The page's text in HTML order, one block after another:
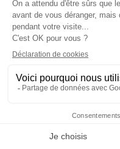
© 2024 Oenobiol Paris
Politique en matière de cookies
POUR VOTRE SANTÉ, MANGEZ
Les complément alimentaires doivent
ne pas être utilisés comme